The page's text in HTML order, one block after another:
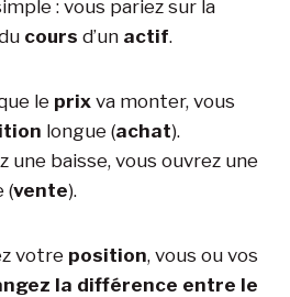
: vous pariez sur la
cours d’un actif.
le prix va monter, vous
longue (achat).
une baisse, vous ouvrez une
(vente).
votre position, vous ou vos
la différence entre le